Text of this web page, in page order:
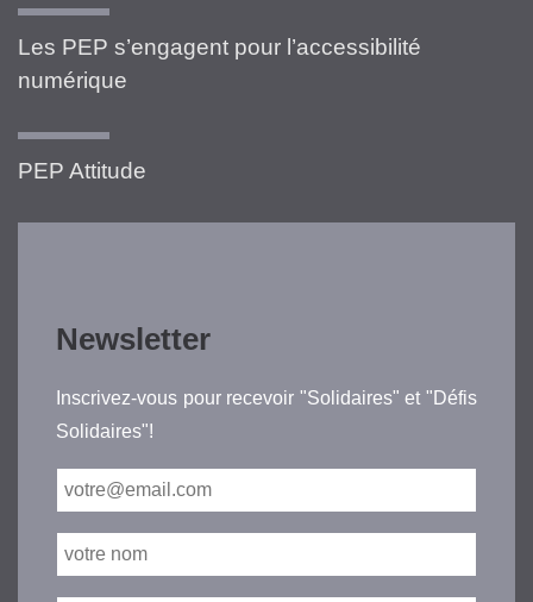
Les PEP s’engagent pour l’accessibilité
numérique
PEP Attitude
Newsletter
Inscrivez-vous pour recevoir "Solidaires" et "Défis
Solidaires"!